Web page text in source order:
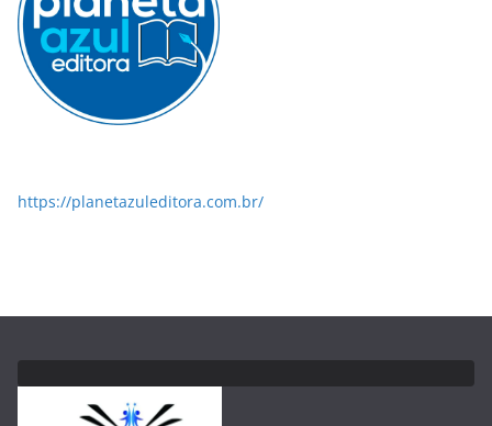
https://planetazuleditora.com.br/